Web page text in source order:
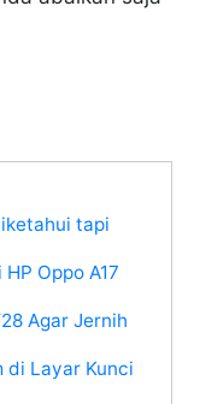
tapi
Oppo A17
Agar Jernih
di Layar Kunci